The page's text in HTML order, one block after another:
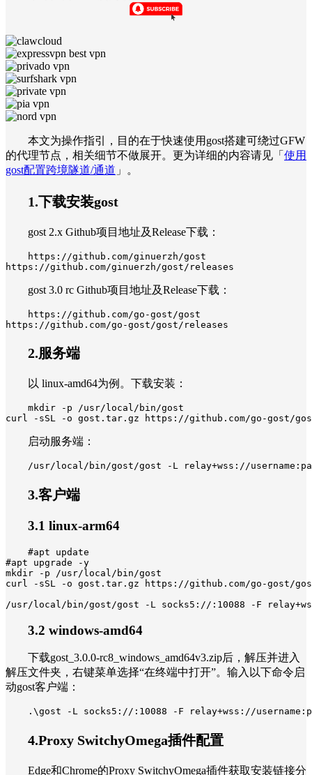
本文为操作指引，目的在于快速使用gost搭建可绕过GFW
的代理节点，相关细节不做展开。更为详细的内容请见 「 使用
gost配置跨境隧道/通道 」 。
1.下载安装gost
gost 2.x Github项目地址及Release下载：
https://github.com/ginuerzh/gost
https://github.com/ginuerzh/gost/releases
gost 3.0 rc Github项目地址及Release下载：
https://github.com/go-gost/gost
https://github.com/go-gost/gost/releases
2.服务端
以 linux-amd64为例。下载安装：
mkdir -p /usr/local/bin/gost
curl -sSL -o gost.tar.gz https://github.com/go-gost/
启动服务端：
/usr/local/bin/gost/gost -L relay+wss://
3.客户端
3.1 linux-arm64
#apt update
#apt upgrade -y
mkdir -p /usr/local/bin/gost
curl -sSL -o gost.tar.gz https://github.com/go-gost/
/usr/local/bin/gost/gost -L socks5://:10088 -F
3.2 windows-amd64
下载gost_3.0.0-rc8_windows_amd64v3.zip后，解压并进入
解压文件夹，右键菜单选择“在终端中打开”。输入以下命令启
动gost客户端：
.\gost -L socks5://:10088 -F relay+wss://
4.Proxy SwitchyOmega插件配置
Edge和Chrome的Proxy SwitchyOmega插件获取安装链接分